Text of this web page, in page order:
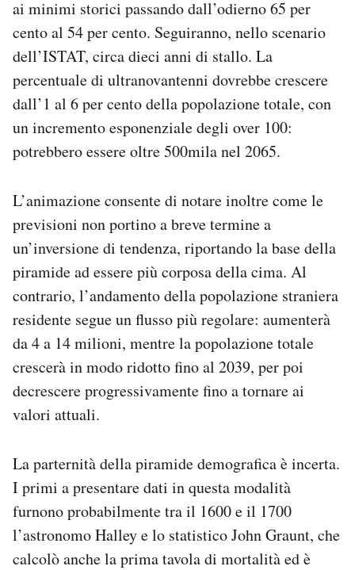
ai minimi storici passando dall’odierno 65 per
cento al 54 per cento. Seguiranno, nello scenario
dell’ISTAT, circa dieci anni di stallo. La
percentuale di ultranovantenni dovrebbe crescere
dall’1 al 6 per cento della popolazione totale, con
un incremento esponenziale degli over 100:
potrebbero essere oltre 500mila nel 2065.
L’animazione consente di notare inoltre come le
previsioni non portino a breve termine a
un’inversione di tendenza, riportando la base della
piramide ad essere più corposa della cima. Al
contrario, l’andamento della popolazione straniera
residente segue un flusso più regolare: aumenterà
da 4 a 14 milioni, mentre la popolazione totale
crescerà in modo ridotto fino al 2039, per poi
decrescere progressivamente fino a tornare ai
valori attuali.
La parternità della piramide demografica è incerta.
I primi a presentare dati in questa modalità
furnono probabilmente tra il 1600 e il 1700
l’astronomo Halley e lo statistico John Graunt, che
calcolò anche la prima tavola di mortalità ed è